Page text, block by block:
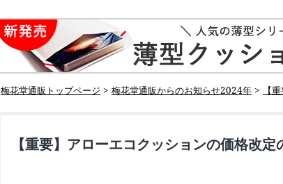
梅花堂通販トップページ > 梅花堂通販からのお知らせ2024年 > 【
【重要】アローエコクッションの価格改定